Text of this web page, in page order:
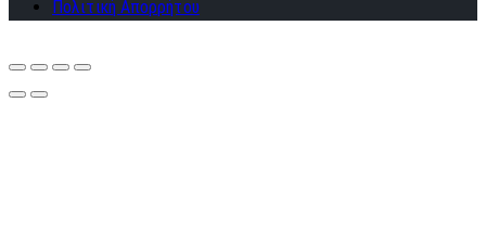
Πολιτική Απορρήτου